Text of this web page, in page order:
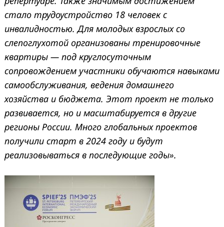
стало трудоустройство 18 человек с
инвалидностью. Для молодых взрослых со
слепоглухотой организованы тренировочные
квартиры — под круглосуточным
сопровождением участники обучаются навыками
самообслуживания, ведения домашнего
хозяйства и бюджета. Этот проект не только
развивается, но и масштабируется в другие
регионы России. Много глобальных проектов
получили старт в 2024 году и будут
реализовываться в последующие годы».